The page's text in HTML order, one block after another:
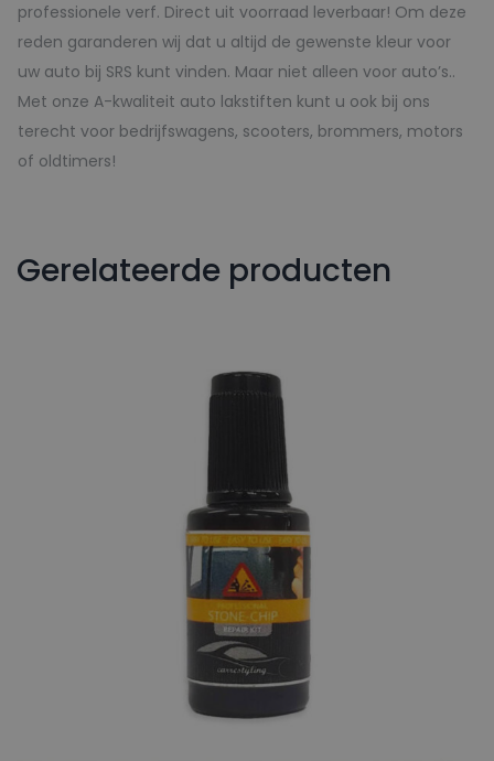
professionele verf. Direct uit voorraad leverbaar! Om deze
reden garanderen wij dat u altijd de gewenste kleur voor
uw auto bij SRS kunt vinden. Maar niet alleen voor auto’s..
Met onze A-kwaliteit auto lakstiften kunt u ook bij ons
terecht voor bedrijfswagens, scooters, brommers, motors
of oldtimers!
Gerelateerde producten